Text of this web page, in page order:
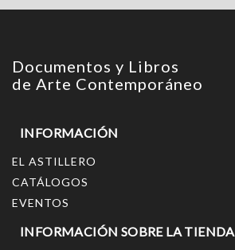
Documentos y Libros
de Arte Contemporáneo
INFORMACIÓN
EL ASTILLERO
CATÁLOGOS
EVENTOS
INFORMACIÓN SOBRE LA TIENDA